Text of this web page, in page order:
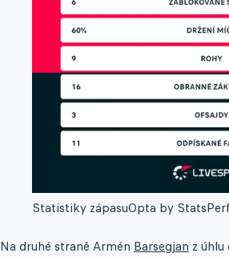
Statistiky zápasuOpta by
Na druhé straně Armén Barsegjan z